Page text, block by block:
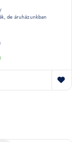
de áruházunkban